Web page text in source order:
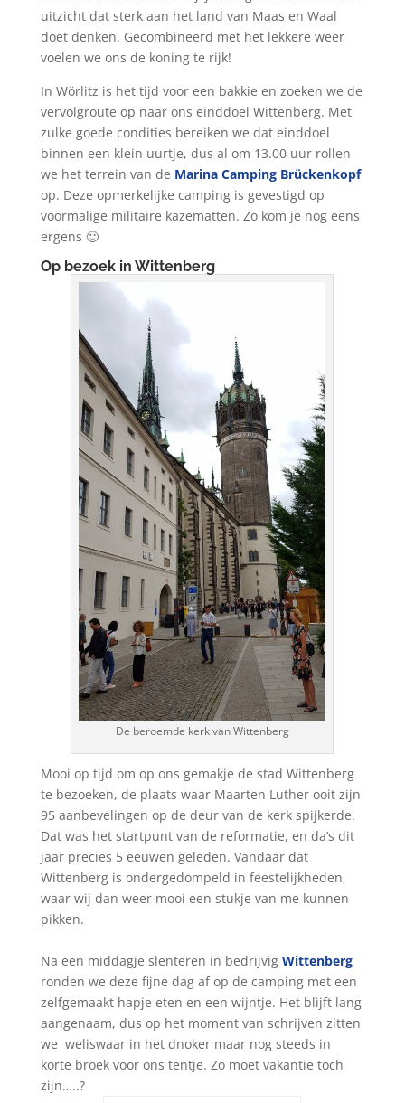
uitzicht dat sterk aan het land van Maas en Waal
doet denken. Gecombineerd met het lekkere weer
voelen we ons de koning te rijk!
In Wörlitz is het tijd voor een bakkie en zoeken we de
vervolgroute op naar ons einddoel Wittenberg. Met
zulke goede condities bereiken we dat einddoel
binnen een klein uurtje, dus al om 13.00 uur rollen
we het terrein van de Marina Camping Brückenkopf
op. Deze opmerkelijke camping is gevestigd op
voormalige militaire kazematten. Zo kom je nog eens
ergens 🙂
Op bezoek in Wittenberg
De beroemde kerk van Wittenberg
Mooi op tijd om op ons gemakje de stad Wittenberg
te bezoeken, de plaats waar Maarten Luther ooit zijn
95 aanbevelingen op de deur van de kerk spijkerde.
Dat was het startpunt van de reformatie, en da’s dit
jaar precies 5 eeuwen geleden. Vandaar dat
Wittenberg is ondergedompeld in feestelijkheden,
waar wij dan weer mooi een stukje van me kunnen
pikken.
Na een middagje slenteren in bedrijvig Wittenberg
ronden we deze fijne dag af op de camping met een
zelfgemaakt hapje eten en een wijntje. Het blijft lang
aangenaam, dus op het moment van schrijven zitten
we weliswaar in het dnoker maar nog steeds in
korte broek voor ons tentje. Zo moet vakantie toch
zijn…..?